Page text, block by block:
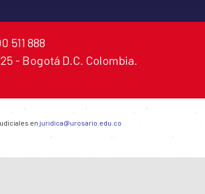
511 888
- Bogotá D.C. Colombia.
en juridica@urosario.edu.co